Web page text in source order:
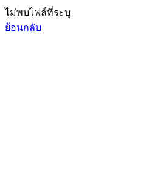
ไม่พบไฟล์ที่ระบุ
ย้อนกลับ